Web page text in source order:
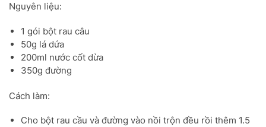
Nguyên liệu:
1 gói bột rau câu
50g lá dứa
200ml nước cốt dừa
350g đường
Cách làm:
Cho bột rau cầu và đường vào nồi trộn đều rồi thêm 1.5